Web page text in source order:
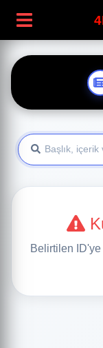
Belirtilen ID'ye